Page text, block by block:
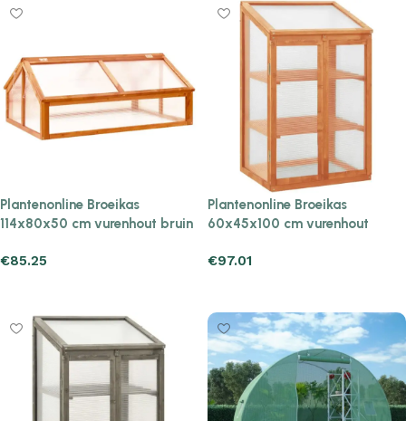
Plantenonline Broeikas
114x80x50 cm vurenhout bruin
€85.25
Plantenonline Broeikas
60x45x100 cm vurenhout
€97.01